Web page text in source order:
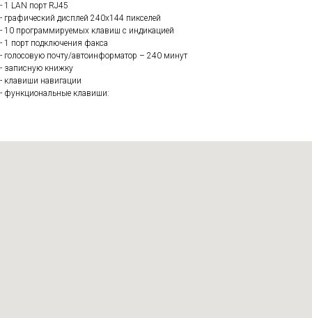
- 1 LAN порт RJ45
- графический дисплей 240х144 пикселей
- 10 программируемых клавиш с индикацией
- 1 порт подключения факса
- голосовую почту/автоинформатор – 240 минут
- записную книжку
- клавиши навигации
- функциональные клавиши: